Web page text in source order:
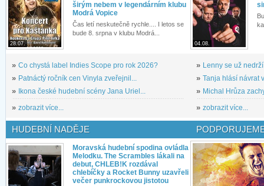
28.07.
širým nebem v legendárním klubu
Modrá Vopice
Čas letí neskutečně rychle.... I letos se
bude 8. srpna v klubu Modrá...
» Co chystá label Indies Scope pro rok 2026?
» Patnáctý ročník cen Vinyla zveřejnil...
»
Ikona české hudební scény Jana Uriel...
» zobrazit více...
04.08.
» Lenny se už
» Tanja hlásí návrat
» Michal Hrůza
» zobrazit více...
HUDEBNÍ NADĚJE
Moravská hudební spodina ovládla
Melodku. The Scrambles lákali na
debut, CHLEB!K rozdával
chlebíčky a Rocket Bunny uzavřeli
večer punkrockovou jistotou